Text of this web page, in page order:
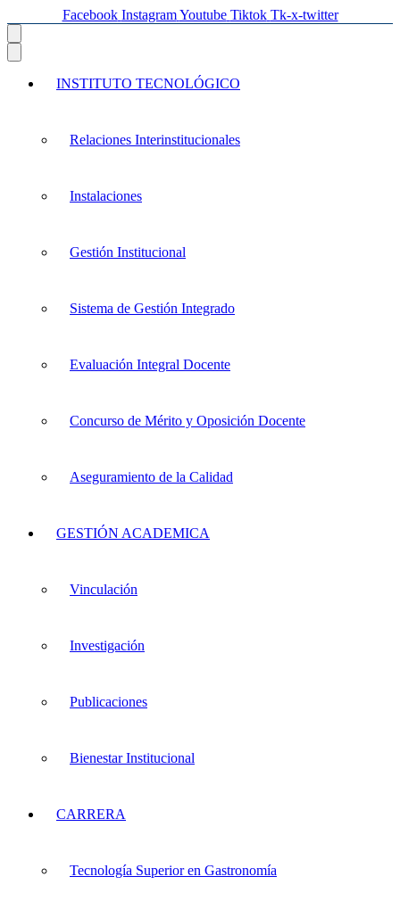
Facebook Instagram Youtube Tiktok Tk-x-twitter
INSTITUTO TECNOLÓGICO
Relaciones Interinstitucionales
Instalaciones
Gestión Institucional
Sistema de Gestión Integrado
Evaluación Integral Docente
Concurso de Mérito y Oposición Docente
Aseguramiento de la Calidad
GESTIÓN ACADEMICA
Vinculación
Investigación
Publicaciones
Bienestar Institucional
CARRERA
Tecnología Superior en Gastronomía